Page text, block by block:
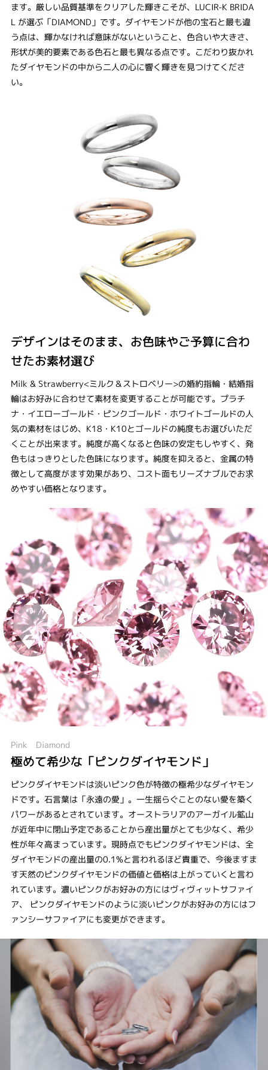
ます。厳しい品質基準をクリアした輝きこそが、LUCIR-K BRIDA
L が選ぶ「DIAMOND」です。ダイヤモンドが他の宝石と最も違
う点は、輝かなければ意味がないということ、色合いや大きさ、
形状が美的要素である色石と最も異なる点です。こだわり抜かれ
たダイヤモンドの中から二人の心に響く輝きを見つけてくださ
い。
デザインはそのまま、お色味やご予算に合わ
せたお素材選び
Milk & Strawberry<ミルク＆ストロベリー>の婚約指輪・結婚指
輪はお好みに合わせて素材を変更することが可能です。プラチ
ナ・イエローゴールド・ピンクゴールド・ホワイトゴールドの人
気の素材をはじめ、K18・K10とゴールドの純度もお選びいただ
くことが出来ます。純度が高くなると色味の安定もしやすく、発
色もはっきりとした色味になります。純度を抑えると、金属の特
徴として高度がます効果があり、コスト面もリーズナブルでお求
めやすい価格となります。
Pink Diamond
極めて希少な「ピンクダイヤモンド」
ピンクダイヤモンドは淡いピンク色が特徴の極希少なダイヤモン
ドです。石言葉は「永遠の愛」。一生揺らぐことのない愛を築く
パワーがあるとされています。オーストラリアのアーガイル鉱山
が近年中に閉山予定であることから産出量がとても少なく、希少
性が年々高まっています。現時点でもピンクダイヤモンドは、全
ダイヤモンドの産出量の0.1%と言われるほど貴重で、今後ますま
す天然のピンクダイヤモンドの価値と価格は上がっていくと言わ
れています。濃いピンクがお好みの方にはヴィヴィットサファイ
ア、 ピンクダイヤモンドのように淡いピンクがお好みの方にはフ
ァンシーサファイアにも変更ができます。